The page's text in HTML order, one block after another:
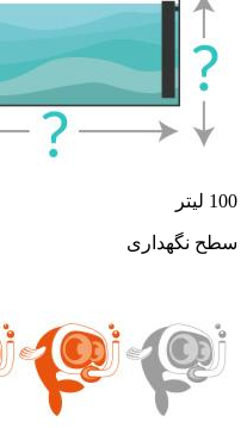
100 لیتر
سطح نگهداری